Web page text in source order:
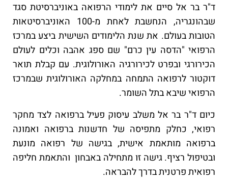
ד"ר בר אל סיים את לימודי הרפואה באוניברסיטת סגד
שבהונגריה, הנחשבת לאחת מ-100 האוניברסיטאות
הטובות בעולם. את שנת הלימודים השישית ביצע במרכז
הרפואי "הדסה עין כרם" שם ספג אהבה וכלים לעולם
הכירורגי ובפרט לכירורגיה האורולוגית. עם קבלת תואר
דוקטור לרפואה התמחה במחלקה האורולוגית שבמרכז
הרפואי שיבא בתל השומר.
כיום ד"ר בר אל משלב עיסוק פעיל ברפואה לצד מחקר
רפואי, כחלק מתפיסה של חדשנות ברפואה ואמונה
ברפואה מותאמת אישית, בגישה של רפואה מונעת
ובטיפול רציף. גישה זו מתחילה באבחון והתאמת חליפה
רפואית פרטנית בדרך להבראה.